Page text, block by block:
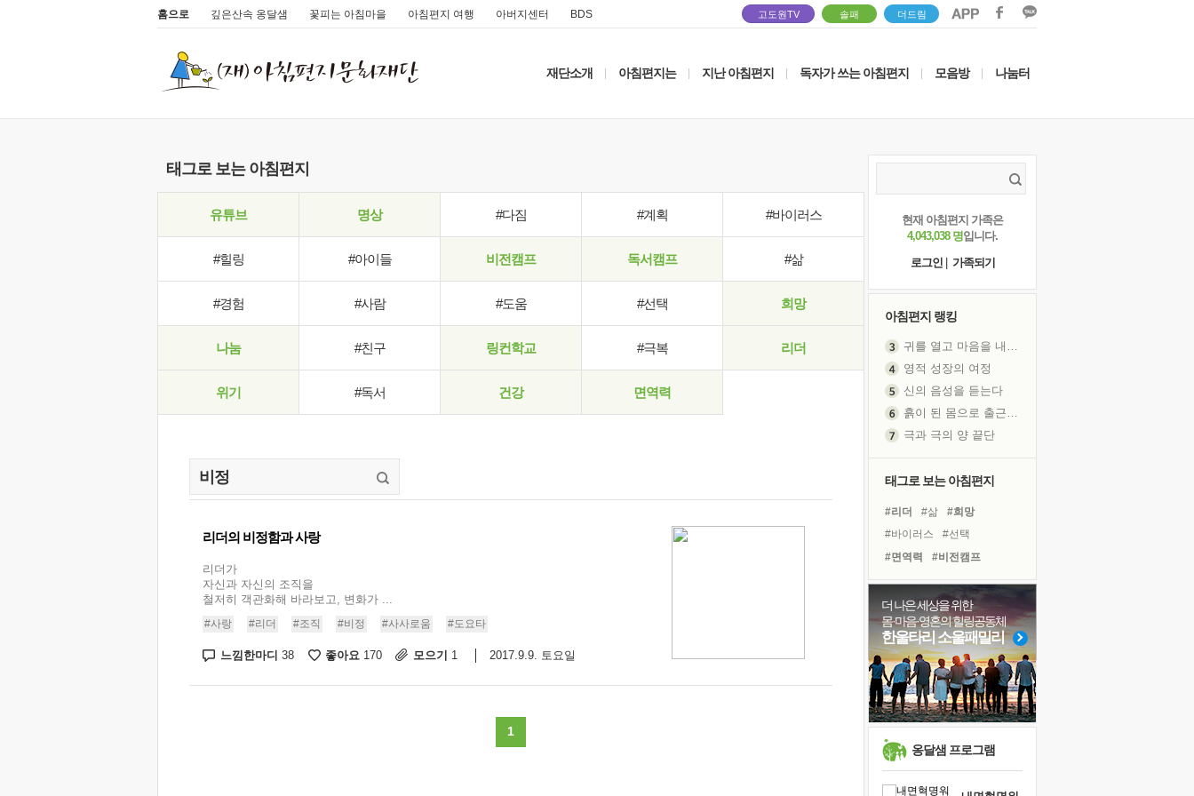
홈으로 깊은산속 옹달샘 꽃피는 아침마을 아침편지 여행 아버지센터 BDS 고도원TV 솔패 더드림
재단소개 아침편지는 지난 아침편지 독자가 쓰는 아침편지 모음방 나눔터
태그로 보는 아침편지
유튜브 명상 #다짐 #계획 #바이러스
#힐링 #아이들 비전캠프 독서캠프 #삶
#경험 #사람 #도움 #선택 희망
나눔 #친구 링컨학교 #극복 리더
위기 #독서 건강 면역력
리더의 비정함과 사랑
리더가
자신과 자신의 조직을
철저히 객관화해 바라보고, 변화가 ...
#사랑 #리더 #조직 #비정 #사사로움 #도요타
느낌한마디 38 좋아요 170 모으기 1 2017.9.9. 토요일
1
현재 아침편지 가족은
4,043,038 명입니다.
로그인
가족되기
아침편지 랭킹
귀를 열고 마음을 내어주고
영적 성장의 여정
신의 음성을 듣는다
흙이 된 몸으로 출근하는 여자
극과 극의 양 끝단
아픈 아버지를 위한 공간 설계
슬럼프
보고 싶은 어머니
유년 시절의 부산 영도 바다
못된 꼰대들
너무 황홀한 꽃들이여!
희망이란
'모른다'는 것
태그로 보는 아침편지
#리더 #삶
#희망
#바이러스
#선택
#면역력
#비전캠프
#아이들
#건강
#극복
#링컨학교
#사람
#독서
#위기
#도움
#다짐
#친구
#경험
#명상
#힐링
#계획 #나눔
더 나은 세상을 위한
몸·마음·영혼의 힐링공동체
한울타리 소울패밀리
옹달샘 프로그램